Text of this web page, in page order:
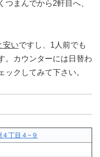
まんでから2軒目へ、
安いですし、1人前でも
。カウンターには日替わ
ックしてみて下さい。
丁目４−９